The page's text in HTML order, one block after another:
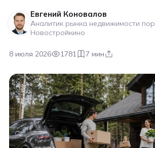
Евгений Коновалов
Аналитик рынка недвижимости
Новостройкино
8 июля 2026 1781 7 мин